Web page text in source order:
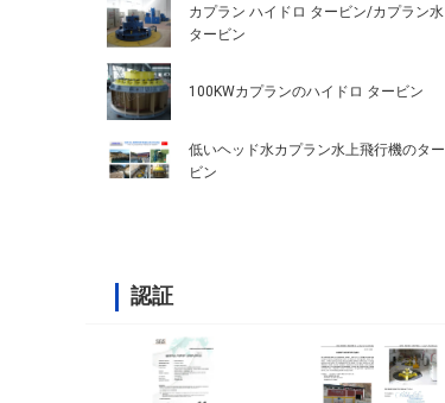
カプラン ハイドロ タービン/カプラン水
タービン
100KWカプランのハイドロ タービン
低いヘッド水カプラン水上飛行機のター
ビン
認証